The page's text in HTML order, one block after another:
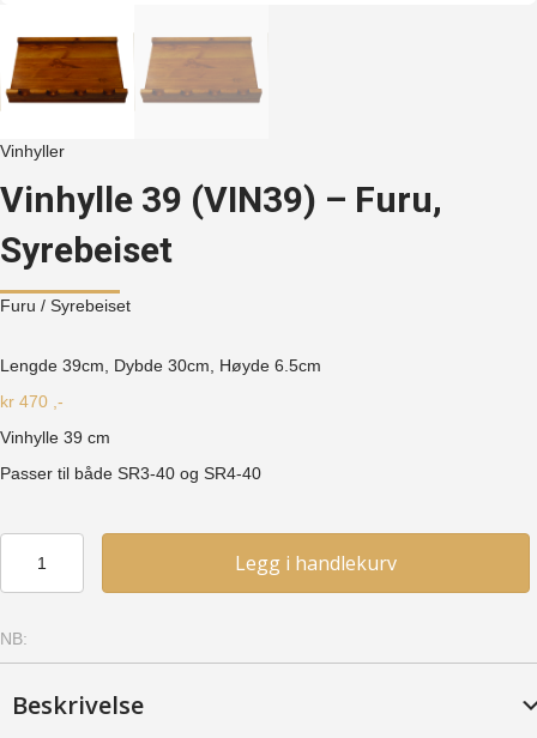
Vinhyller
Vinhylle 39 (VIN39) – Furu,
Syrebeiset
Furu / Syrebeiset
Lengde 39cm, Dybde 30cm, Høyde 6.5cm
kr 470 ,-
Vinhylle 39 cm
Passer til både SR3-40 og SR4-40
(VIN39)
Furu,
Syrebeiset
Legg i handlekurv
NB:
Beskrivelse